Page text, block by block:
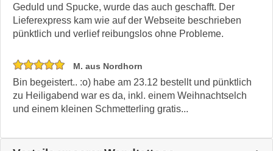
Geduld und Spucke, wurde das auch geschafft. Der
Lieferexpress kam wie auf der Webseite beschrieben
pünktlich und verlief reibungslos ohne Probleme.
M. aus Nordhorn
Bin begeistert.. :o) habe am 23.12 bestellt und pünktlich
zu Heiligabend war es da, inkl. einem Weihnachtselch
und einem kleinen Schmetterling gratis...